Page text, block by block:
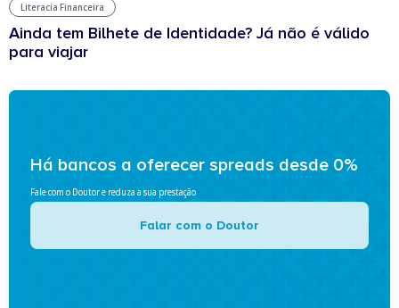
Literacia Financeira
Ainda tem Bilhete de Identidade? Já não é válido
para viajar
Há bancos a oferecer spreads desde 0%
Fale com o Doutor e reduza a sua prestação
Falar com o Doutor